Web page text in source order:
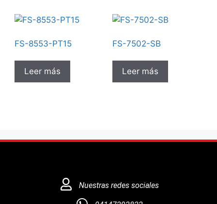
FS-8553-PT15
Leer más
FS-7502-SB
Leer más
Nuestras redes sociales